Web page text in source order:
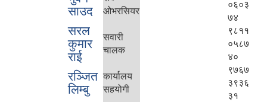
साउद
ओभरसियर
०६०३
७४
सरल
कुमार
राई
सवारी
चालक
९८११
०५८७
४०
रञ्जित
लिम्बु
कार्यालय
सहयोगी
९७६७
३९३६
३१